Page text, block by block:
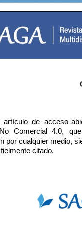
artículo de acceso
No Comercial 4.0,
por cualquier medio,
citado.